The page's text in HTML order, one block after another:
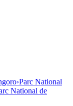
›Parc National
National de